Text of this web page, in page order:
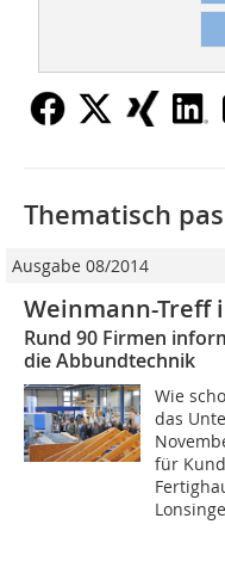
Thematisch
Ausgabe 08/2014
Weinmann-
Rund 90 Firmen
die Abbundtechnik
Wie
das
für